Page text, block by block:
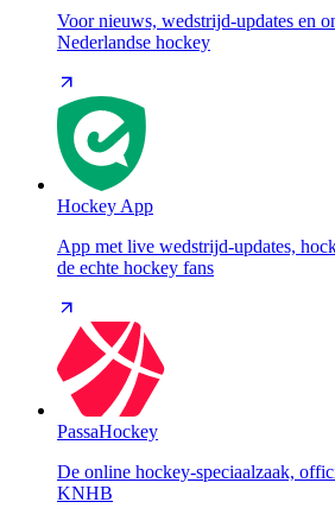
Voor nieuws, wedstrijd-updates en
Nederlandse hockey
Hockey App
App met live wedstrijd-updates,
de echte hockey fans
PassaHockey
De online hockey-speciaalzaak,
KNHB